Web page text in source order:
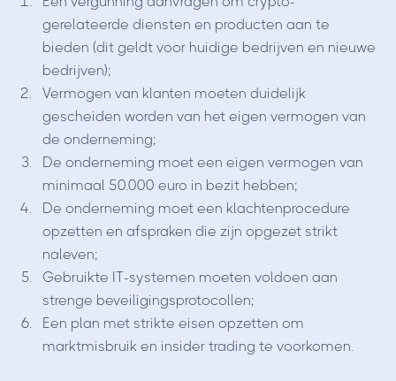
gerelateerde diensten en producten aan te
bieden (dit geldt voor huidige bedrijven en nieuwe
bedrijven);
Vermogen van klanten moeten duidelijk
gescheiden worden van het eigen vermogen van
de onderneming;
De onderneming moet een eigen vermogen van
minimaal 50.000 euro in bezit hebben;
De onderneming moet een klachtenprocedure
opzetten en afspraken die zijn opgezet strikt
naleven;
Gebruikte IT-systemen moeten voldoen aan
strenge beveiligingsprotocollen;
Een plan met strikte eisen opzetten om
marktmisbruik en insider trading te voorkomen.